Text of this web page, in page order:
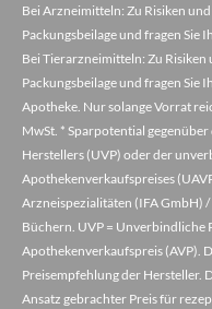
Bei Arzneimitteln: Zu Risiken
Packungsbeilage und fragen
Bei Tierarzneimitteln: Zu Risiken
Packungsbeilage und fragen
Apotheke. Nur solange Vorrat
MwSt. * Sparpotential
Herstellers (UVP) oder der
Apothekenverkaufspreises
Arzneispezialitäten (IFA GmbH)
Büchern. UVP = Unverbindliche
Apothekenverkaufspreis (AVP).
Preisempfehlung der Hersteller.
Ansatz gebrachter Preis für